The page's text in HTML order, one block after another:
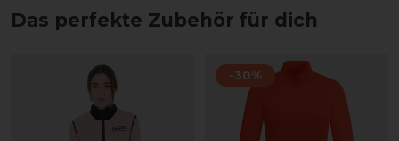
Das perfekte Zubehör für dich
-30%